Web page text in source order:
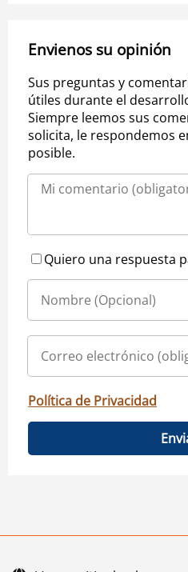
Envienos su opinión
Sus preguntas y
útiles durante el
Siempre leemos sus
solicita, le respondemos
posible.
Quiero una respuesta
Política de Privacidad